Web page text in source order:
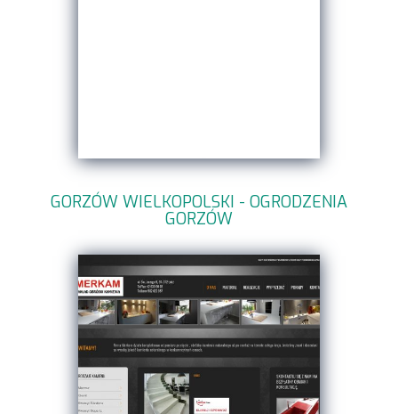
GORZÓW WIELKOPOLSKI - OGRODZENIA
GORZÓW